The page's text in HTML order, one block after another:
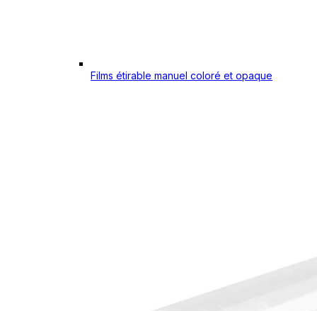
Films étirable manuel coloré et opaque